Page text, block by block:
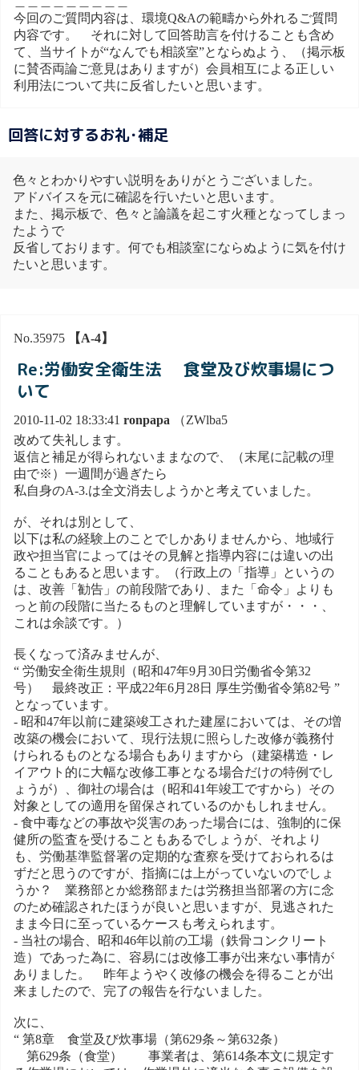
今回のご質問内容は、環境Q&Aの範疇から外れるご質問
内容です。 それに対して回答助言を付けることも含め
て、当サイトが“なんでも相談室”とならぬよう、（掲示板
に賛否両論ご意見はありますが）会員相互による正しい
利用法について共に反省したいと思います。
回答に対するお礼･補足
色々とわかりやすい説明をありがとうございました。
アドバイスを元に確認を行いたいと思います。
また、掲示板で、色々と論議を起こす火種となってしまっ
たようで
反省しております。何でも相談室にならぬように気を付け
たいと思います。
No.35975 【A-4】
Re:労働安全衛生法 食堂及び炊事場につ
いて
2010-11-02 18:33:41 ronpapa （ZWlba5
改めて失礼します。
返信と補足が得られないままなので、（末尾に記載の理
由で※）一週間が過ぎたら
私自身のA-3.は全文消去しようかと考えていました。
が、それは別として、
以下は私の経験上のことでしかありませんから、地域行
政や担当官によってはその見解と指導内容には違いの出
ることもあると思います。（行政上の「指導」というの
は、改善「勧告」の前段階であり、また「命令」よりも
っと前の段階に当たるものと理解していますが・・・、
これは余談です。）
長くなって済みませんが、
“ 労働安全衛生規則（昭和47年9月30日労働省令第32
号） 最終改正：平成22年6月28日 厚生労働省令第82号 ”
となっています。
- 昭和47年以前に建築竣工された建屋においては、その増
改築の機会において、現行法規に照らした改修が義務付
けられるものとなる場合もありますから（建築構造・レ
イアウト的に大幅な改修工事となる場合だけの特例でし
ょうが）、御社の場合は（昭和41年竣工ですから）その
対象としての適用を留保されているのかもしれません。
- 食中毒などの事故や災害のあった場合には、強制的に保
健所の監査を受けることもあるでしょうが、それより
も、労働基準監督署の定期的な査察を受けておられるは
ずだと思うのですが、指摘には上がっていないのでしょ
うか？ 業務部とか総務部または労務担当部署の方に念
のため確認されたほうが良いと思いますが、見逃された
まま今日に至っているケースも考えられます。
- 当社の場合、昭和46年以前の工場（鉄骨コンクリート
造）であった為に、容易には改修工事が出来ない事情が
ありました。 昨年ようやく改修の機会を得ることが出
来ましたので、完了の報告を行ないました。
次に、
“ 第8章 食堂及び炊事場（第629条～第632条）
第629条（食堂） 事業者は、第614条本文に規定す